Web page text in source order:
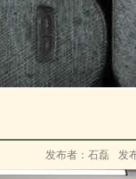
发布者：石磊 发